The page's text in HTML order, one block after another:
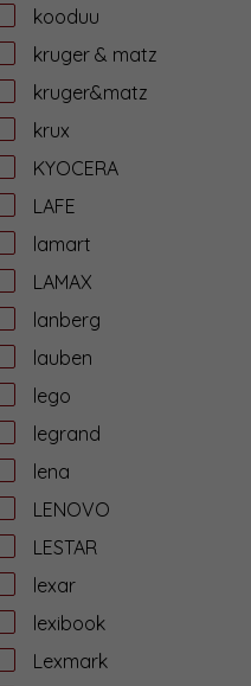
kooduu
kruger & matz
kruger&matz
krux
KYOCERA
LAFE
lamart
LAMAX
lanberg
lauben
lego
legrand
lena
LENOVO
LESTAR
lexar
lexibook
Lexmark